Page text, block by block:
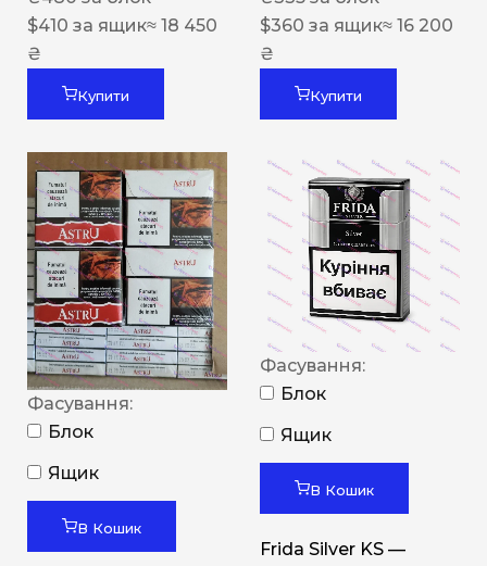
$410 за ящик≈ 18 450
₴
Купити
$360 за ящик≈ 16 200
₴
Купити
Фасування:
Блок
Ящик
В Кошик
Фасування:
Блок
Ящик
В Кошик
Frida Silver KS —